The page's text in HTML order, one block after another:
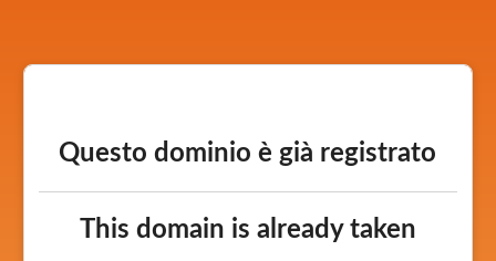
Questo dominio è già registrato
This domain is already taken